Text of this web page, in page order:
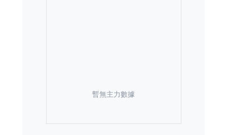
暫無主力數據